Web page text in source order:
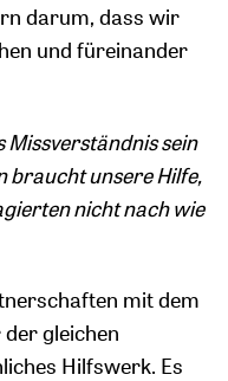
darum, dass wir
und füreinander
Missverständnis sein
braucht unsere Hilfe,
nicht nach wie
mit dem
gleichen
Hilfswerk. Es